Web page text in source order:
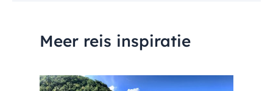
Meer reis inspiratie